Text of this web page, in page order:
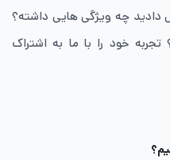
دادید چه ویژگی هایی داشته؟
خود را با ما به اشتراک